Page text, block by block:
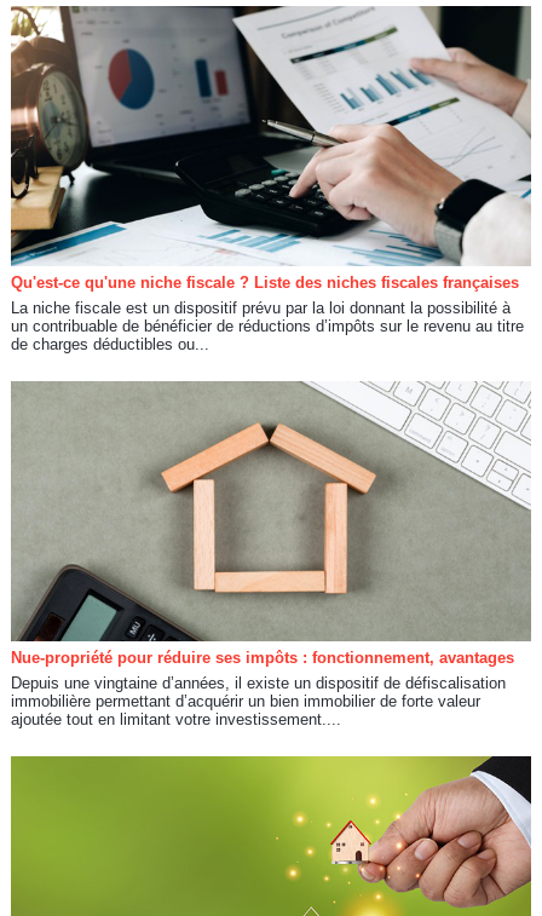
Qu'est-ce qu'une niche fiscale ? Liste des niches fiscales françaises
La niche fiscale est un dispositif prévu par la loi donnant la possibilité à
un contribuable de bénéficier de réductions d’impôts sur le revenu au titre
de charges déductibles ou...
Nue-propriété pour réduire ses impôts : fonctionnement, avantages
Depuis une vingtaine d’années, il existe un dispositif de défiscalisation
immobilière permettant d’acquérir un bien immobilier de forte valeur
ajoutée tout en limitant votre investissement....